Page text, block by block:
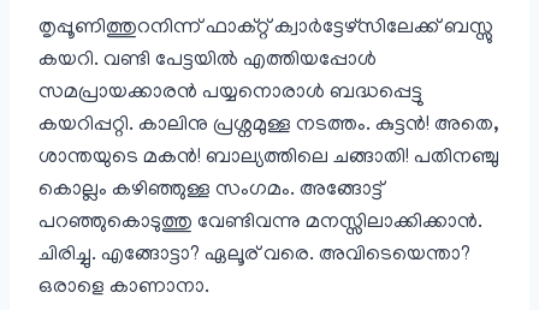
തൃപ്പൂണിത്തുറനിന്ന് ഫാക്റ്റ് ക്വാർട്ടേഴ്സിലേക്ക് ബസ്സു
കയറി. വണ്ടി പേട്ടയിൽ എത്തിയപ്പോൾ
സമപ്രായക്കാരൻ പയ്യനൊരാൾ ബദ്ധപ്പെട്ടു
കയറിപ്പറ്റി. കാലിനു പ്രശ്നമുള്ള നടത്തം. കുട്ടൻ! അതെ,
ശാന്തയുടെ മകൻ! ബാല്യത്തിലെ ചങ്ങാതി! പതിനഞ്ചു
കൊല്ലം കഴിഞ്ഞുള്ള സംഗമം. അങ്ങോട്ട്‌
പറഞ്ഞുകൊടുത്തു വേണ്ടിവന്നു മനസ്സിലാക്കിക്കാൻ.
ചിരിച്ചു. എങ്ങോട്ടാ? ഏലൂര് വരെ. അവിടെയെന്താ?
ഒരാളെ കാണാനാ.